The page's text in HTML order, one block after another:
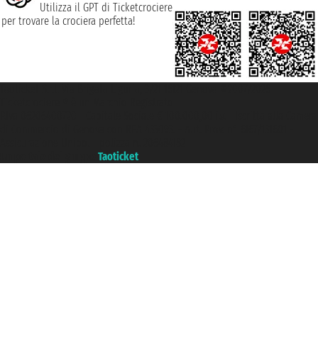
Utilizza il GPT di Ticketcrociere
per trovare la crociera perfetta!
Taoticket